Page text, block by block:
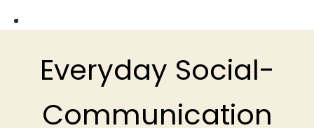
Everyday Social-
Communication